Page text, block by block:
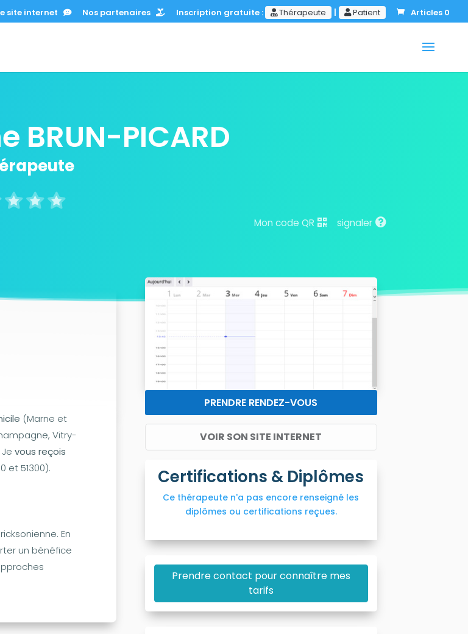
site internet Nos partenaires Inscription gratuite : Thérapeute | Patient Articles 0
BRUN-PICARD
signaler
Mon code QR
(Marne et
Vitry-
Jevous reçois
et 51300).
En
un bénéfice
PRENDRE RENDEZ-VOUS
VOIR SON SITE INTERNET
Certifications & Diplômes
Ce thérapeute n'a pas encore renseigné les
diplômes ou certifications reçues.
Prendre contact pour connaître mes
tarifs